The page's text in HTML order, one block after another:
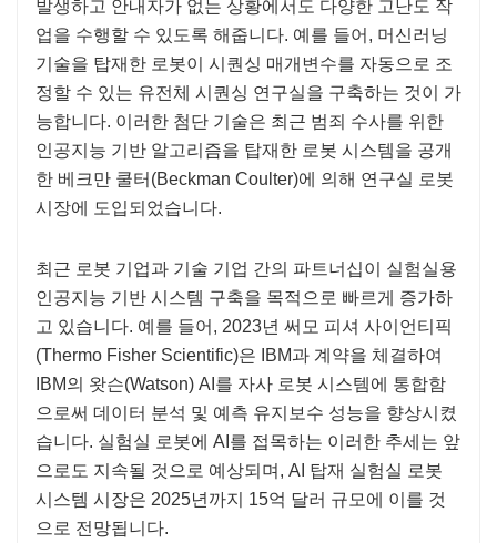
발생하고 안내자가 없는 상황에서도 다양한 고난도 작
업을 수행할 수 있도록 해줍니다. 예를 들어, 머신러닝
기술을 탑재한 로봇이 시퀀싱 매개변수를 자동으로 조
정할 수 있는 유전체 시퀀싱 연구실을 구축하는 것이 가
능합니다. 이러한 첨단 기술은 최근 범죄 수사를 위한
인공지능 기반 알고리즘을 탑재한 로봇 시스템을 공개
한 베크만 쿨터(Beckman Coulter)에 의해 연구실 로봇
시장에 도입되었습니다.
최근 로봇 기업과 기술 기업 간의 파트너십이 실험실용
인공지능 기반 시스템 구축을 목적으로 빠르게 증가하
고 있습니다. 예를 들어, 2023년 써모 피셔 사이언티픽
(Thermo Fisher Scientific)은 IBM과 계약을 체결하여
IBM의 왓슨(Watson) AI를 자사 로봇 시스템에 통합함
으로써 데이터 분석 및 예측 유지보수 성능을 향상시켰
습니다. 실험실 로봇에 AI를 접목하는 이러한 추세는 앞
으로도 지속될 것으로 예상되며, AI 탑재 실험실 로봇
시스템 시장은 2025년까지 15억 달러 규모에 이를 것
으로 전망됩니다.